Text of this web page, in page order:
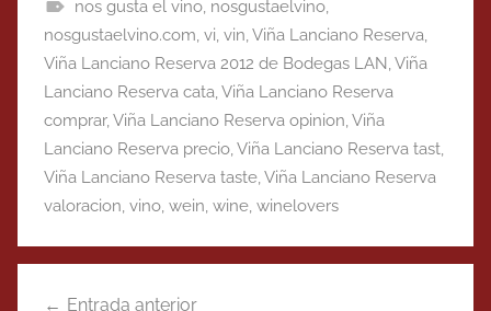
nos gusta el vino, nosgustaelvino,
nosgustaelvino.com, vi, vin,Viña Lanciano Reserva,
Viña Lanciano Reserva 2012 de Bodegas LAN,Viña
Lanciano Reserva cata,Viña Lanciano Reserva
comprar,Viña Lanciano Reserva opinion,Viña
Lanciano Reserva precio,Viña Lanciano Reserva tast,
Viña Lanciano Reserva taste,Viña Lanciano Reserva
valoracion, vino, wein, wine, winelovers
Entrada anterior